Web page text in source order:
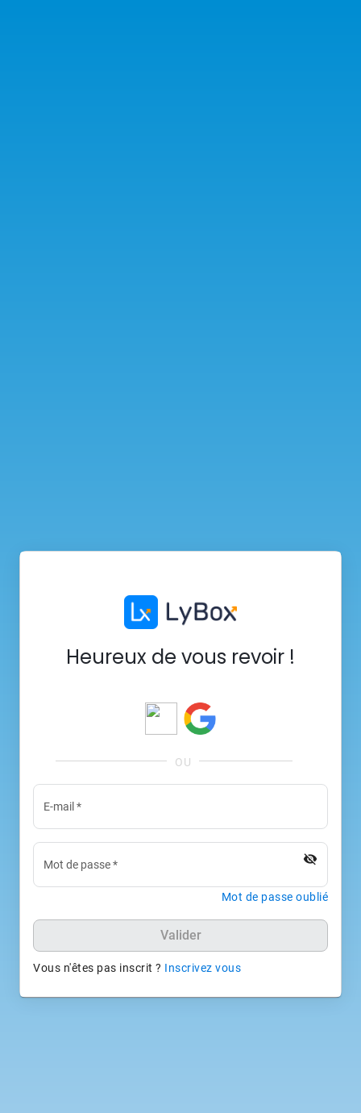
Heureux de vous revoir !
E-mail *
Mot de passe* visibility_off
Mot de passe oublié
Valider
Vous n'êtes pas inscrit ? Inscrivez vous